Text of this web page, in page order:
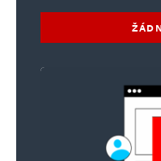
a protiprávní
vzájemného
Důrazně proto
aby jednali v
a přispívali tak k